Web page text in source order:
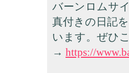
バーンロムサ
真付きの日記
います。ぜひ
→ https://